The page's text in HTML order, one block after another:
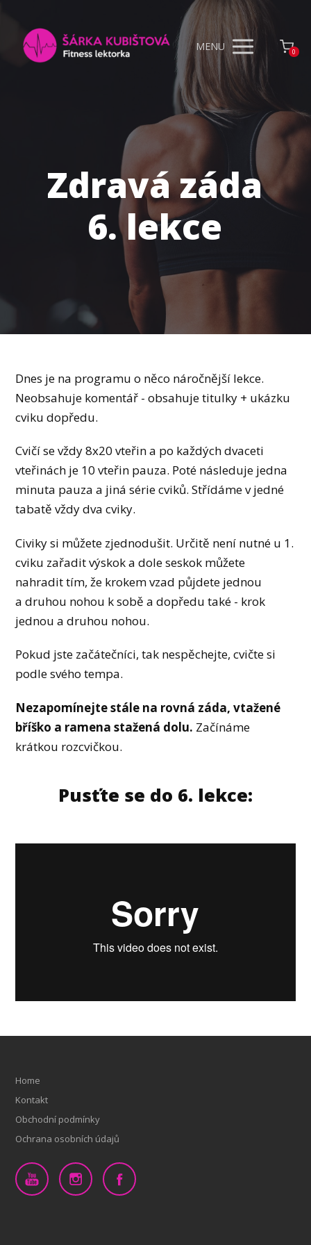
MENU 0
Zdravá záda
6. lekce
Dnes je na programu o něco náročnější lekce.
Neobsahuje komentář - obsahuje titulky + ukázku
cviku dopředu.
Cvičí se vždy 8x20 vteřin a po každých dvaceti
vteřinách je 10 vteřin pauza. Poté následuje jedna
minuta pauza a jiná série cviků. Střídáme v jedné
tabatě vždy dva cviky.
Civiky si můžete zjednodušit. Určitě není nutné u 1.
cviku zařadit výskok a dole seskok můžete
nahradit tím, že krokem vzad půjdete jednou
a druhou nohou k sobě a dopředu také - krok
jednou a druhou nohou.
Pokud jste začátečníci, tak nespěchejte, cvičte si
podle svého tempa.
Nezapomínejte stále na rovná záda, vtažené
bříško a ramena stažená dolu. Začínáme
krátkou rozcvičkou.
Pusťte se do 6. lekce:
Home
Kontakt
Obchodní podmínky
Ochrana osobních údajů